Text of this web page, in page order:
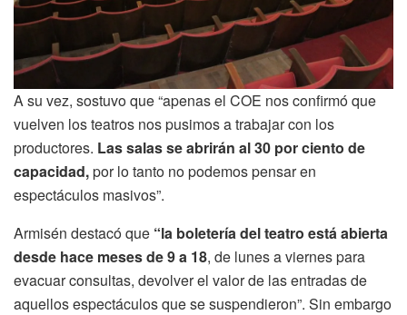
A su vez, sostuvo que “apenas el COE nos confirmó que
vuelven los teatros nos pusimos a trabajar con los
productores. Las salas se abrirán al 30 por ciento de
capacidad,por lo tanto no podemos pensar en
espectáculos masivos”.
Armisén destacó que “la boletería del teatro está abierta
desde hace meses de 9 a 18, de lunes a viernes para
evacuar consultas, devolver el valor de las entradas de
aquellos espectáculos que se suspendieron”. Sin embargo